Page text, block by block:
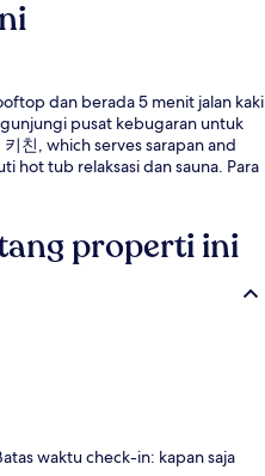
dan berada 5 menit jalan kaki
pusat kebugaran untuk
친, which serves sarapan and
hot tub relaksasi dan sauna. Para
properti ini
waktu check-in: kapan saja